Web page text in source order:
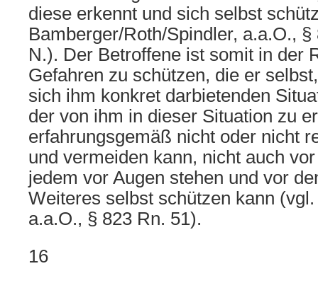
diese erkennt und sich selbst
Bamberger/Roth/Spindler, a.a.O.,
N.). Der Betroffene ist somit in der
Gefahren zu schützen, die er
sich ihm konkret darbietenden
der von ihm in dieser Situation zu
erfahrungsgemäß nicht oder nicht
und vermeiden kann, nicht auch
jedem vor Augen stehen und vor
Weiteres selbst schützen kann
a.a.O., § 823 Rn. 51).
16